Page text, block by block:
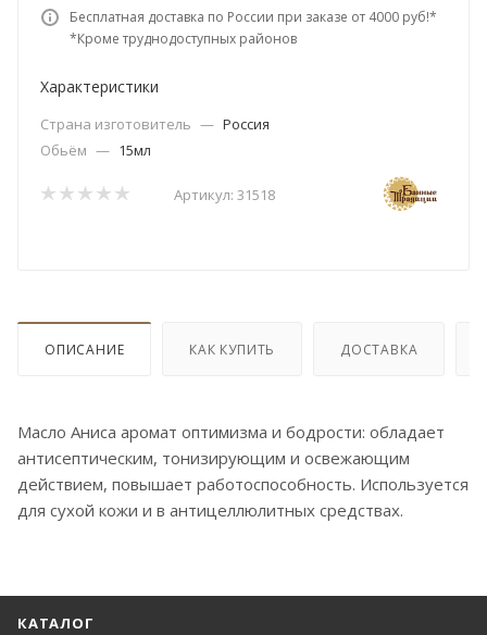
Бесплатная доставка по России при заказе от 4000 руб!*
*Кроме труднодоступных районов
Характеристики
Страна изготовитель — Россия
Обьём — 15мл
Артикул: 31518
ОПИСАНИЕ КАК КУПИТЬ ДОСТАВКА
Масло Аниса аромат оптимизма и бодрости: обладает
антисептическим, тонизирующим и освежающим
действием, повышает работоспособность. Используется
для сухой кожи и в антицеллюлитных средствах.
КАТАЛОГ